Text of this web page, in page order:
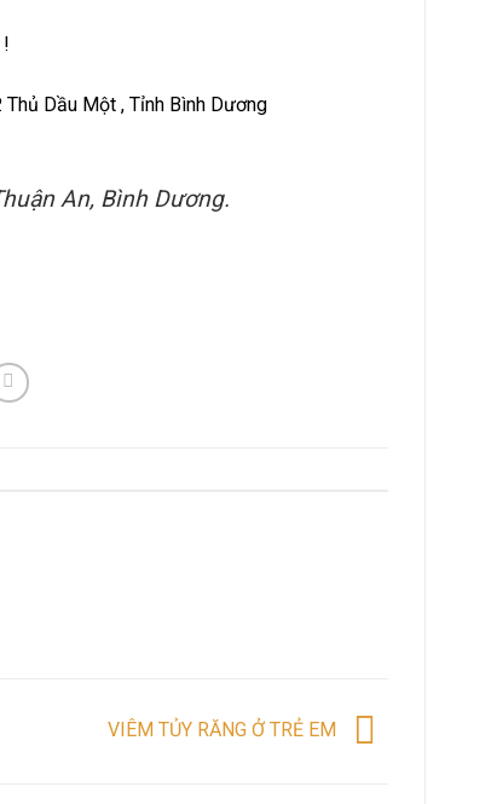
Dầu Một , Tỉnh Bình Dương
An, Bình Dương.
VIÊM TỦY RĂNG Ở TRẺ EM